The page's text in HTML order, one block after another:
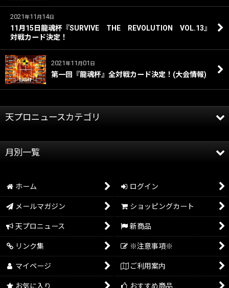
2021年11月 14日
11月15日龍魂杯『SURVIVE THE REVOLUTION VOL.13』
対戦カード決定！
2021年11 月01 日
第一回『龍魂杯』全対戦カード決定！(大会情報)
天プロニュースカテゴリ
天龍プロジェクト
月別一覧
2024年
2023年
2022年
2021年
ホーム ログイン
メールマガジン ショッピングカート
天プロニュース 新商品
リンク集 ※注意事項※
マイページ ご利用案内
お気に入り おすすめ商品